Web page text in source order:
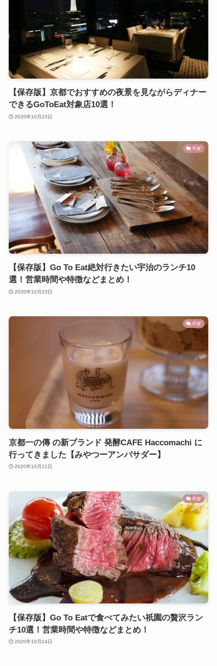
【保存版】京都でおすすめの夜景を見ながらディナー
できるGoToEat対象店10選！
2020年10月23日
和食
【保存版】Go To Eat絶対行きたい宇治のランチ10
選！営業時間や特徴などまとめ！
2020年10月23日
和食
京都一の傳 の新ブランド 発酵CAFE Haccomachi に
行ってきました【みやつーアンバサダー】
2020年10月21日
和食
【保存版】Go To Eatで食べてみたい祇園の贅沢ラン
チ10選！営業時間や特徴などまとめ！
2020年10月14日